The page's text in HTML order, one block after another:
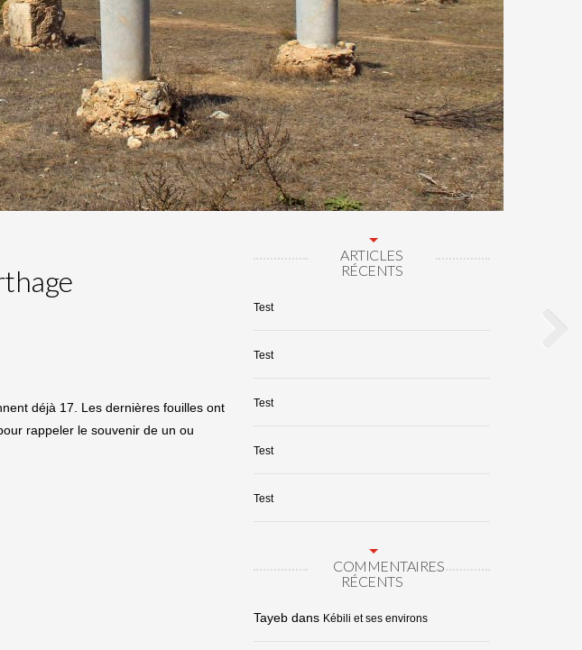
déjà 17. Les dernières fouilles ont
rappeler le souvenir de un ou
ARTICLES
RÉCENTS
Test
Test
Test
Test
Test
COMMENTAIRES
RÉCENTS
Tayebdans Kébili et ses environs